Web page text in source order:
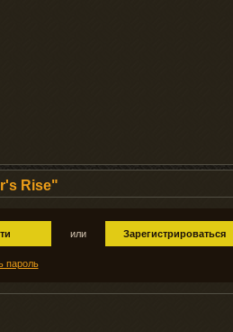
Rise"
или Зарегистрироваться
пароль